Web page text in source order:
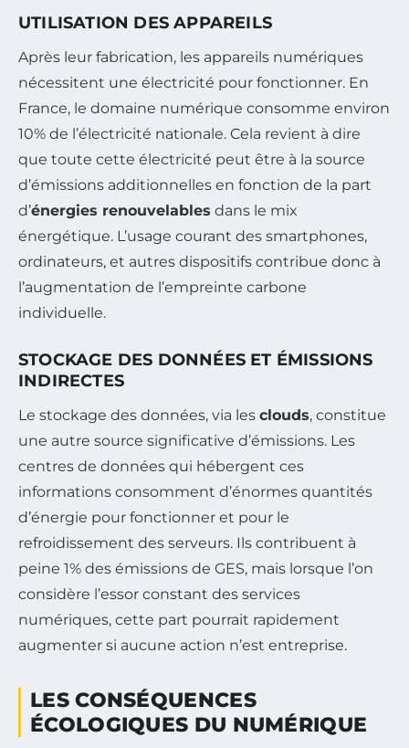
UTILISATION DES APPAREILS
Après leur fabrication, les appareils numériques
nécessitent une électricité pour fonctionner. En
France, le domaine numérique consomme environ
10% de l’électricité nationale. Cela revient à dire
que toute cette électricité peut être à la source
d’émissions additionnelles en fonction de la part
d’énergies renouvelables dans le mix
énergétique. L’usage courant des smartphones,
ordinateurs, et autres dispositifs contribue donc à
l’augmentation de l’empreinte carbone
individuelle.
STOCKAGE DES DONNÉES ET ÉMISSIONS
INDIRECTES
Le stockage des données, via les clouds, constitue
une autre source significative d’émissions. Les
centres de données qui hébergent ces
informations consomment d’énormes quantités
d’énergie pour fonctionner et pour le
refroidissement des serveurs. Ils contribuent à
peine 1% des émissions de GES, mais lorsque l’on
considère l’essor constant des services
numériques, cette part pourrait rapidement
augmenter si aucune action n’est entreprise.
LES CONSÉQUENCES
ÉCOLOGIQUES DU NUMÉRIQUE